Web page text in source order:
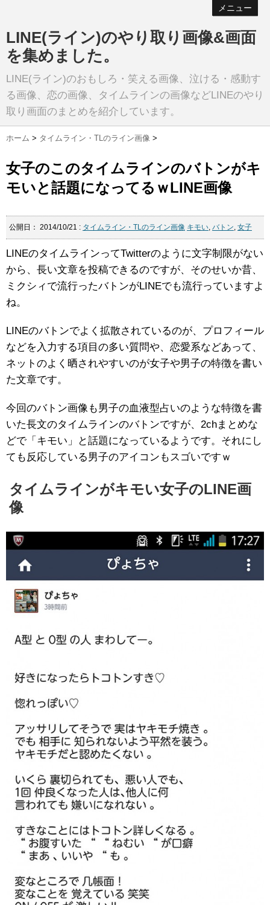
メニュー
LINE(ライン)のやり取り画像&画面
を集めました。
LINE(ライン)のおもしろ・笑える画像、泣ける・感動す
る画像、恋の画像、タイムラインの画像などLINEのやり
取り画面のまとめを紹介しています。
ホーム > タイムライン・TLのライン画像 >
女子のこのタイムラインのバトンがキ
モいと話題になってるｗLINE画像
公開日： 2014/10/21 : タイムライン・TLのライン画像 キモい, バトン, 女子
LINEのタイムラインってTwitterのように文字制限がない
から、長い文章を投稿できるのですが、そのせいか昔、
ミクシィで流行ったバトンがLINEでも流行っていますよ
ね。
LINEのバトンでよく拡散されているのが、プロフィール
などを入力する項目の多い質問や、恋愛系などあって、
ネットのよく晒されやすいのが女子や男子の特徴を書い
た文章です。
今回のバトン画像も男子の血液型占いのような特徴を書
いた長文のタイムラインのバトンですが、2chまとめな
どで「キモい」と話題になっているようです。それにし
ても反応している男子のアイコンもスゴいですｗ
タイムラインがキモい女子のLINE画
像